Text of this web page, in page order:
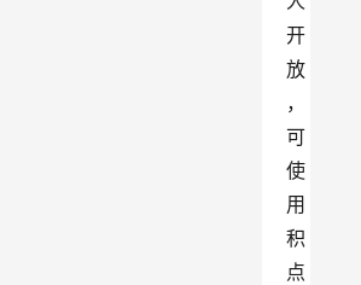
开
放
，
可
使
用
积
点